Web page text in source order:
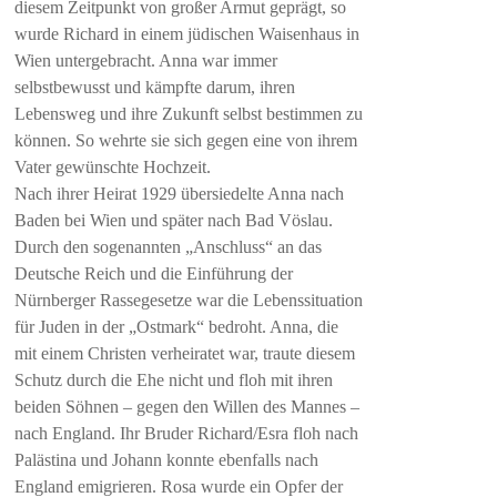
diesem Zeitpunkt von großer Armut geprägt, so
wurde Richard in einem jüdischen Waisenhaus in
Wien untergebracht. Anna war immer
selbstbewusst und kämpfte darum, ihren
Lebensweg und ihre Zukunft selbst bestimmen zu
können. So wehrte sie sich gegen eine von ihrem
Vater gewünschte Hochzeit.
Nach ihrer Heirat 1929 übersiedelte Anna nach
Baden bei Wien und später nach Bad Vöslau.
Durch den sogenannten „Anschluss“ an das
Deutsche Reich und die Einführung der
Nürnberger Rassegesetze war die Lebenssituation
für Juden in der „Ostmark“ bedroht. Anna, die
mit einem Christen verheiratet war, traute diesem
Schutz durch die Ehe nicht und floh mit ihren
beiden Söhnen – gegen den Willen des Mannes –
nach England. Ihr Bruder Richard/Esra floh nach
Palästina und Johann konnte ebenfalls nach
England emigrieren. Rosa wurde ein Opfer der